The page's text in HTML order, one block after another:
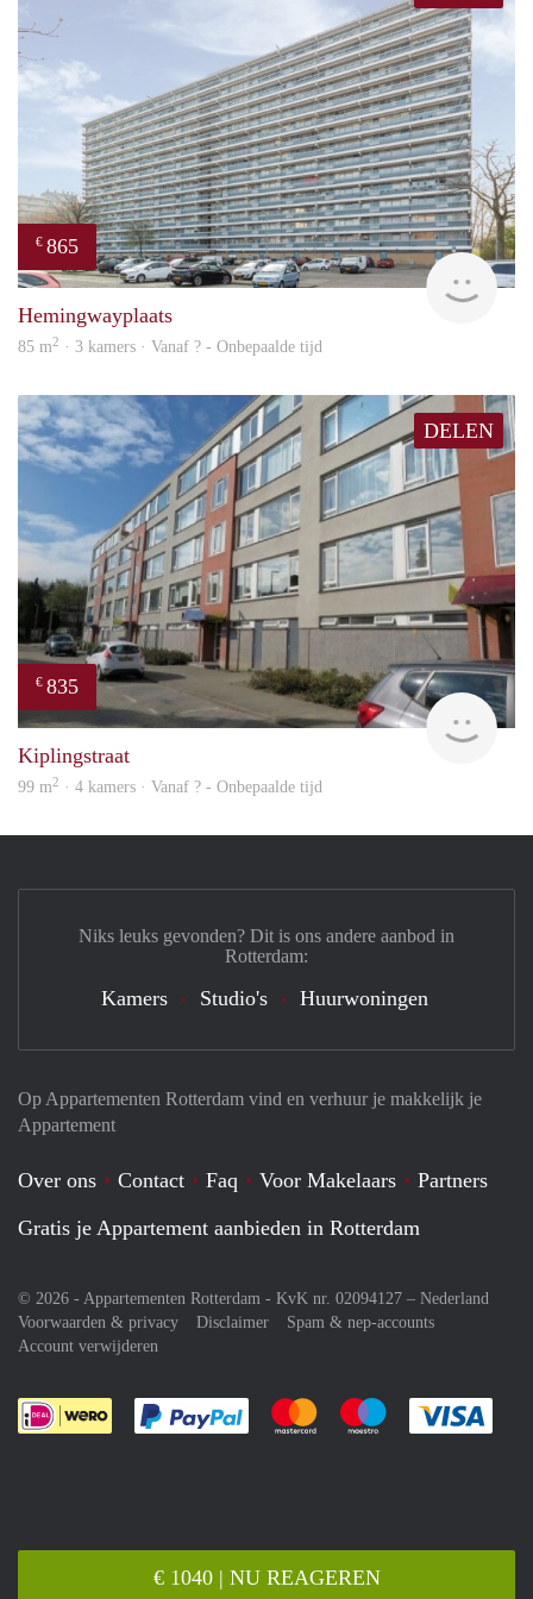
€ 1040 | NU REAGEREN
€ 865
Hemingwayplaats
85 m2 · 3 kamers · Vanaf ? - Onbepaalde tijd
DELEN
€ 835
Kiplingstraat
99 m2 · 4 kamers · Vanaf ? - Onbepaalde tijd
Op Appartementen Rotterdam vind en verhuur je makkelijk je
Appartement
Over ons Contact Faq Voor Makelaars
Partners
Gratis je Appartement aanbieden in Rotterdam
© 2026 - Appartementen Rotterdam - KvK nr. 02094127 – Nederland
Voorwaarden & privacy
Disclaimer
Spam & nep-accounts
Account verwijderen
Je rekent gemakkelijk af met Paypal
Je rekent gemakkelijk af met
Je rekent
Niks leuks gevonden? Dit is ons andere aanbod in
Rotterdam:
Kamers Studio's Huurwoningen